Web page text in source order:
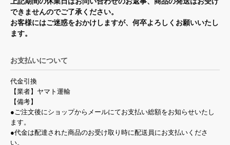
できませんのでご了承ください。
お客様にはご迷惑をおかけしますが、何卒よろしくお願いいたし
ます。
お支払いについて
代金引換
【業者】ヤマト運輸
【備考】
●ご注文後にショップからメールにてお支払い総額をお知らせいたし
ます。
●代金は配達された商品のお受け取り時に配送員にお支払いくださ
い。